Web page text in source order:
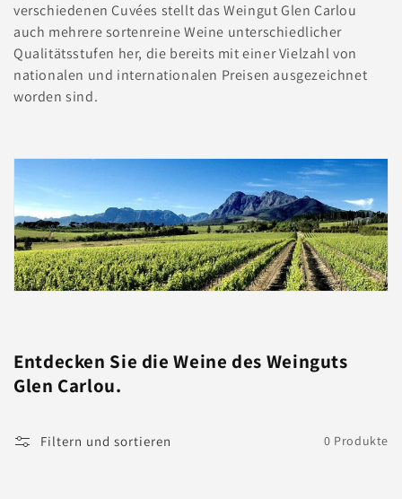
verschiedenen Cuvées stellt das Weingut Glen Carlou
auch mehrere sortenreine Weine unterschiedlicher
Qualitätsstufen her, die bereits mit einer Vielzahl von
nationalen und internationalen Preisen ausgezeichnet
worden sind.
Entdecken Sie die Weine des Weinguts
Glen Carlou.
Filtern und sortieren 0 Produkte